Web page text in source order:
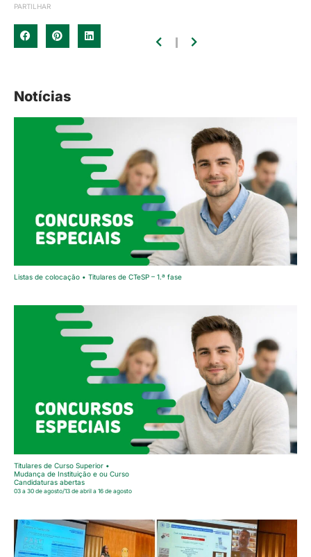
PARTILHAR
Notícias
Listas de colocação • Titulares de CTeSP – 1.ª fase
Titulares de Curso Superior •
Mudança de Instituição e ou Curso
Candidaturas abertas
03 a 30 de agosto/13 de abril a 16 de agosto